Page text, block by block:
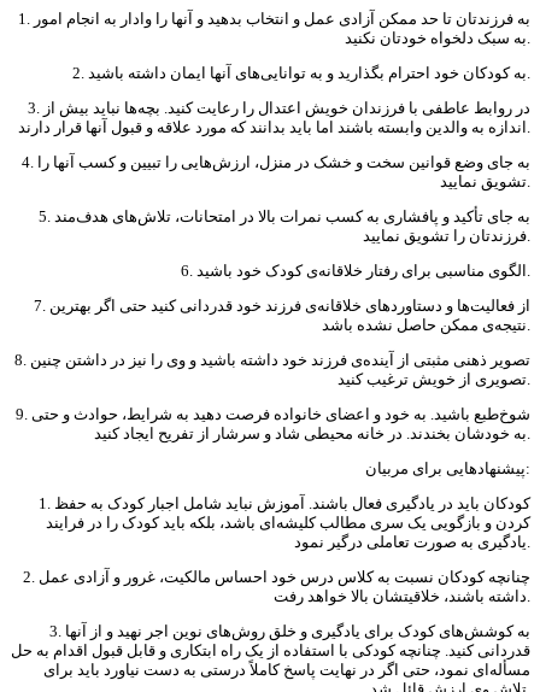
1. به فرزندتان تا حد ممکن آزادی عمل و انتخاب بدهید و آنها را وادار به انجام امور
3. در روابط عاطفی با فرزندان خویش اعتدال را رعایت کنید. بچه‌ها نباید بیش از
4. به جای وضع قوانین سخت و خشک در منزل، ارزش‌هایی را تبیین و کسب آنها را
5. به جای تأکید و پافشاری به کسب نمرات بالا در امتحانات، تلاش‌های هدف‌مند
7. از فعالیت‌ها و دستاوردهای خلاقانه‌ی فرزند خود قدردانی کنید حتی اگر بهترین
8. تصویر ذهنی مثبتی از آینده‌ی فرزند خود داشته باشید و وی را نیز در داشتن چنین
9. شوخ‌طبع باشید. به خود و اعضای خانواده فرصت دهید به شرایط، حوادث و حتی
پیشنهادهایی برای مربیان:
1. کودکان باید در یادگیری فعال باشند. آموزش نباید شامل اجبار کودک به حفظ
کردن و بازگویی یک سری مطالب کلیشه‌ای باشد، بلکه باید کودک را در فرایند
2. چنانچه کودکان نسبت به کلاس درس خود احساس مالکیت، غرور و آزادی عمل
3. به کوشش‌های کودک برای یادگیری و خلق روش‌های نوین اجر نهید و از آنها
قدردانی کنید. چنانچه کودکی با استفاده از یک راه ابتکاری و قابل قبول اقدام به حل
مسأله‌ای نمود، حتی اگر در نهایت پاسخ کاملاً درستی به دست نیاورد باید برای